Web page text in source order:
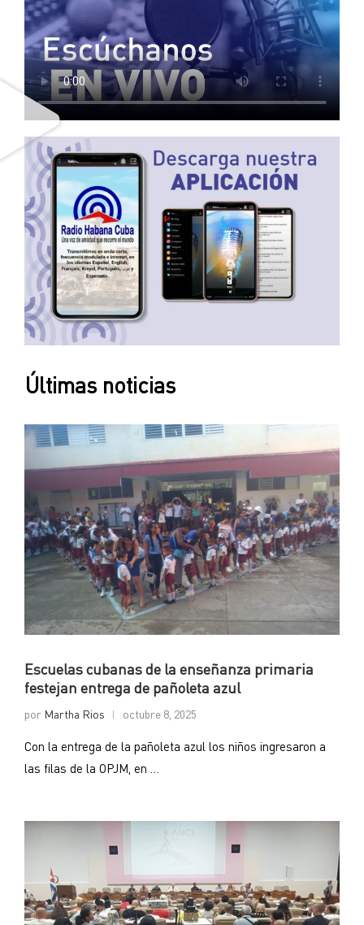
Últimas noticias
Escuelas cubanas de la enseñanza primaria
festejan entrega de pañoleta azul
por Martha Rios octubre 8, 2025
Con la entrega de la pañoleta azul los niños ingresaron a
las filas de la OPJM, en …